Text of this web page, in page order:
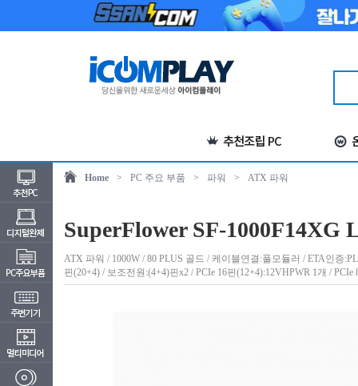
Home > PC 주요 부품 > 파워 > ATX 파워
SuperFlower SF-
ATX 파워 / 1000W / 80 PLUS 골드 / 케이블연결:풀모듈러 / ETA인증
핀(20+4) / 보조전원:(4+4)핀x2 / PCIe 16핀(12+4):12VHPWR 1개 /